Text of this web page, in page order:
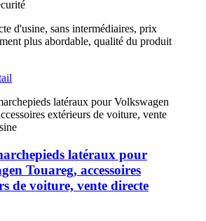
d'usine, sans intermédiaires, prix
plus abordable, qualité du produit
latéraux pour
Touareg, accessoires
de voiture, vente directe